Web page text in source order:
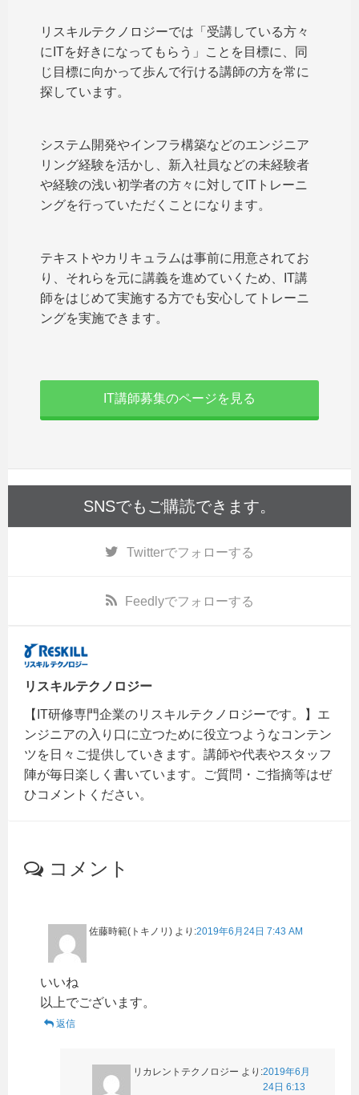
リスキルテクノロジーでは「受講している方々
にITを好きになってもらう」ことを目標に、同
じ目標に向かって歩んで行ける講師の方を常に
探しています。
システム開発やインフラ構築などのエンジニア
リング経験を活かし、新入社員などの未経験者
や経験の浅い初学者の方々に対してITトレーニ
ングを行っていただくことになります。
テキストやカリキュラムは事前に用意されてお
り、それらを元に講義を進めていくため、IT講
師をはじめて実施する方でも安心してトレーニ
ングを実施できます。
IT講師募集のページを見る
SNSでもご購読できます。
Twitterでフォローする
Feedlyでフォローする
リスキルテクノロジー
【IT研修専門企業のリスキルテクノロジーです。】エ
ンジニアの入り口に立つために役立つようなコンテン
ツを日々ご提供していきます。講師や代表やスタッフ
陣が毎日楽しく書いています。ご質問・ご指摘等はぜ
ひコメントください。
コメント
佐藤時範(トキノリ) より:2019年6月24日 7:43 AM
いいね
以上でございます。
返信
リカレントテクノロジー より:2019年6月
24日 6:13